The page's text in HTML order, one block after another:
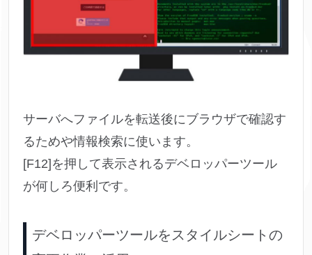
サーバへファイルを転送後にブラウザで確認す
るためや情報検索に使います。
[F12]を押して表示されるデベロッパーツール
が何しろ便利です。
デベロッパーツールをスタイルシートの